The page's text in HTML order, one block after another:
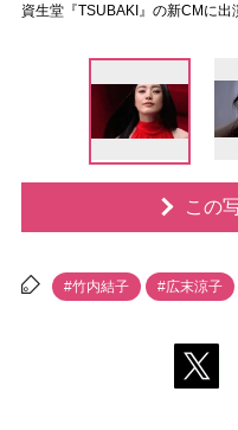
資生堂『TSUBAKI』の新CMに出
この
#竹内結子 #広末涼子